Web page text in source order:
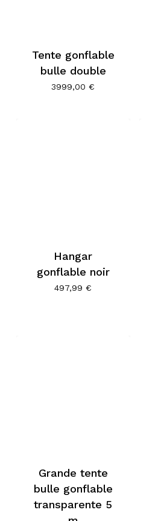
Tente gonflable
bulle double
3999,00€
Hangar
gonflable noir
497,99€
Grande tente
bulle gonflable
transparente 5